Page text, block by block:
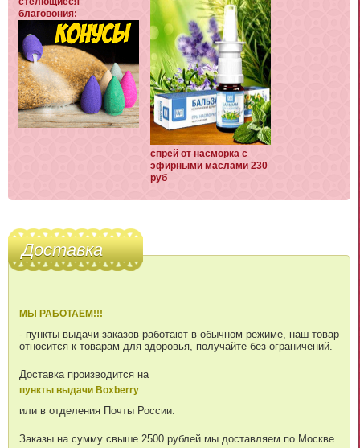
благовония:
спрей от насморка с
эфирными маслами 230
руб
Доставка
МЫ РАБОТАЕМ!!!
- пункты выдачи заказов работают в обычном режиме, наш товар
относится к товарам для здоровья, получайте без ограничений.
Доставка производится на
пункты выдачи Boxberry
или в отделения Почты России.
Заказы на сумму свыше 2500 рублей мы доставляем по Москве